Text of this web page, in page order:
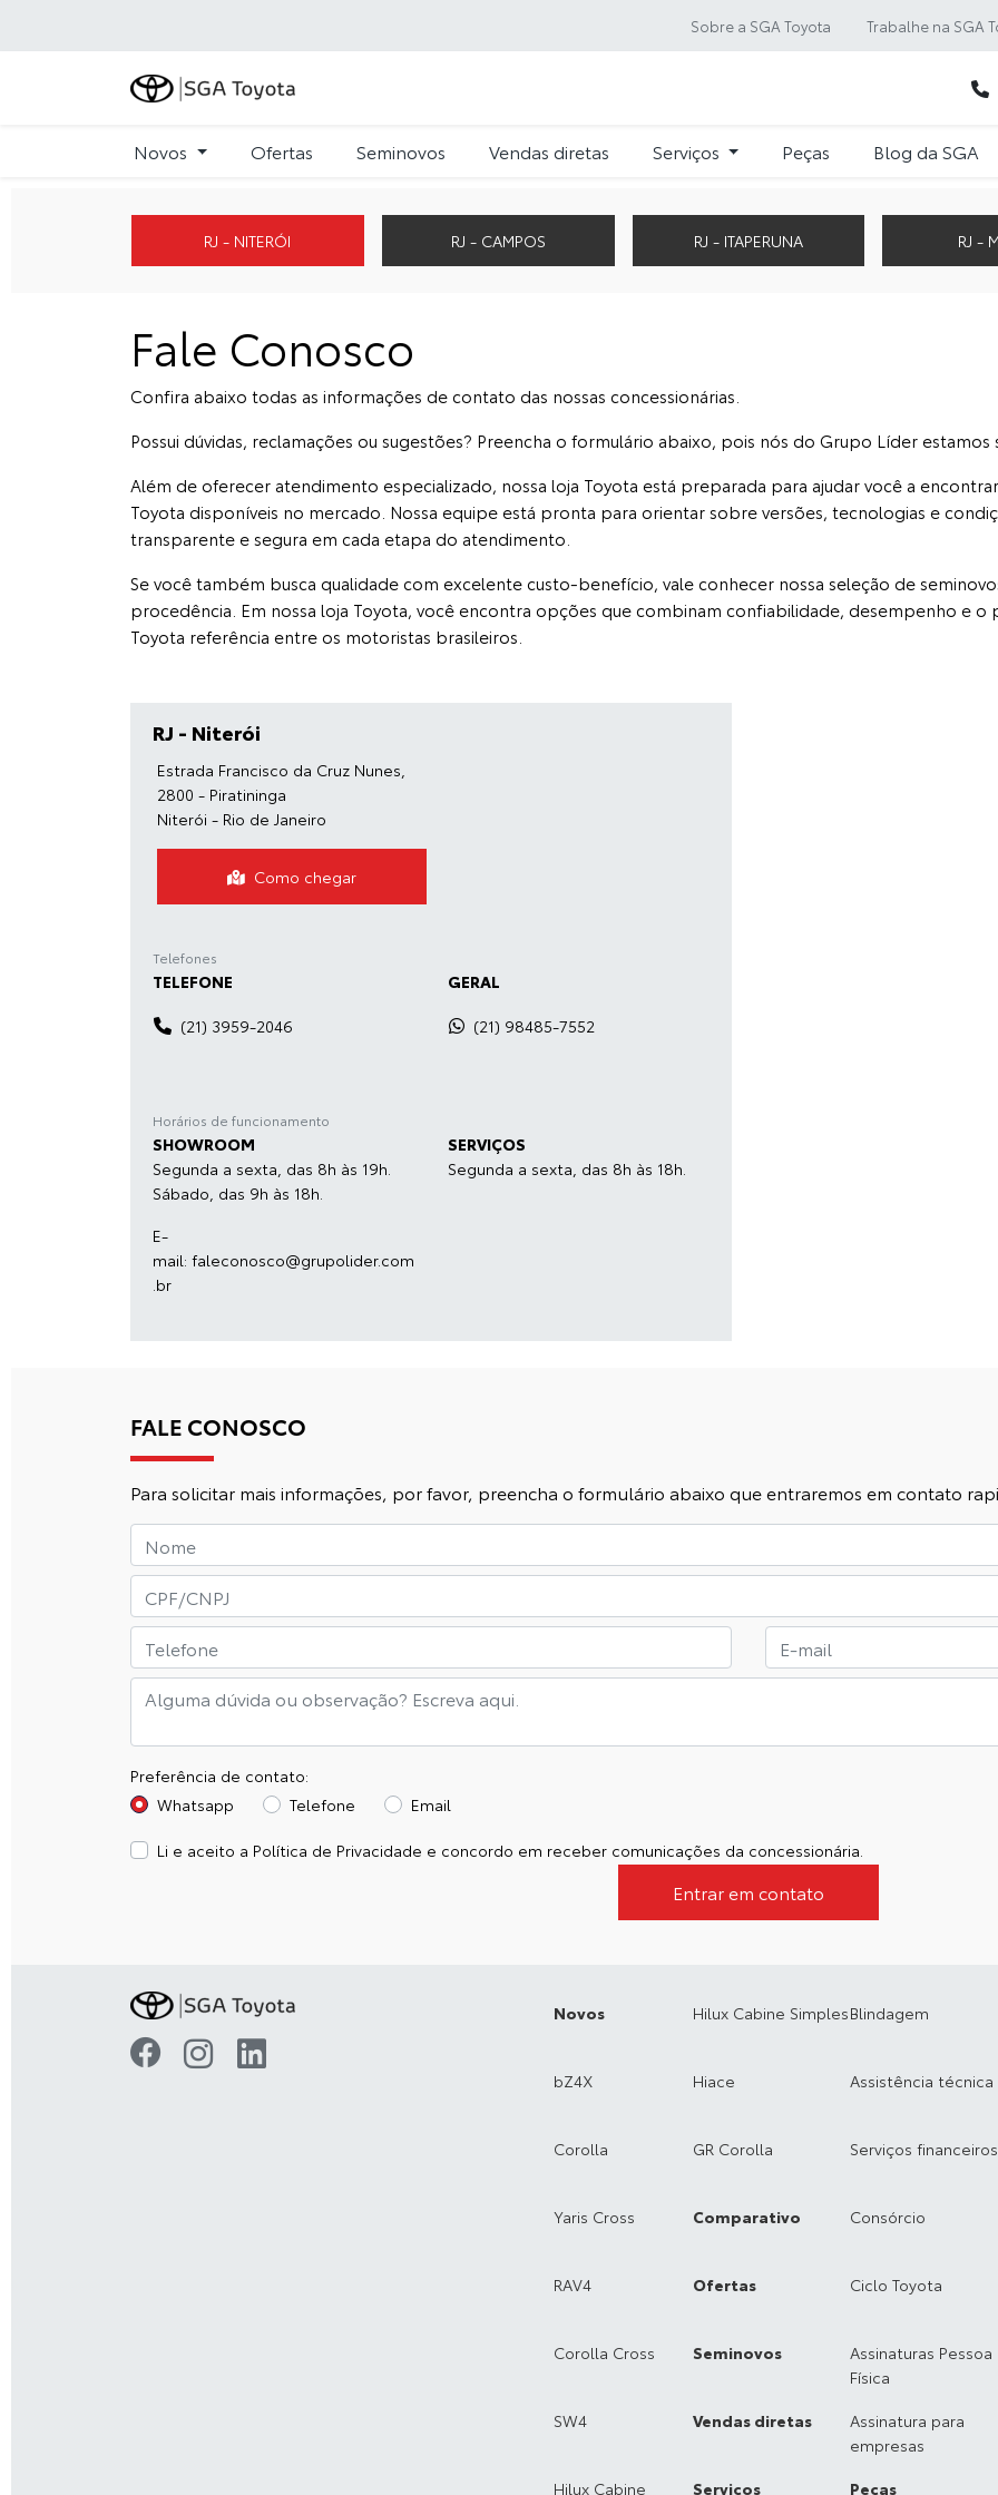
Sobre a SGA Toyota Trabalhe na SGA
Novos Ofertas Seminovos Vendas diretas Serviços Peças Blog da SGA
Fale Conosco
Confira abaixo todas as informações de contato das nossas concessionárias.
Possui dúvidas, reclamações ou sugestões? Preencha o formulário abaixo, pois nós do Grupo Líder
Além de oferecer atendimento especializado, nossa loja Toyota está preparada para ajudar você a
Toyota disponíveis no mercado. Nossa equipe está pronta para orientar sobre versões, tecnologias e
transparente e segura em cada etapa do atendimento.
Se você também busca qualidade com excelente custo-benefício, vale conhecer nossa seleção de
procedência. Em nossa loja Toyota, você encontra opções que combinam confiabilidade, desempenho e
Toyota referência entre os motoristas brasileiros.
RJ - NITERÓI RJ - CAMPOS RJ - ITAPERUNA RJ -
RJ - Niterói
Estrada Francisco da Cruz Nunes,
2800 - Piratininga
Niterói - Rio de Janeiro
Como chegar
Telefones
TELEFONE
(21) 3959-2046
GERAL
(21) 98485-7552
Horários de funcionamento
SHOWROOM
Segunda a sexta, das 8h às 19h.
Sábado, das 9h às 18h.
E-
mail: faleconosco@grupolider.com
.br
SERVIÇOS
Segunda a sexta, das 8h às 18h.
FALE CONOSCO
Para solicitar mais informações, por favor, preencha o formulário abaixo que entraremos em contato
Preferência de contato:
Whatsapp
Telefone Email
Li e aceito a Política de Privacidade e concordo em receber comunicações da concessionária.
Entrar em contato
Novos
bZ4X
Corolla
Yaris Cross
RAV4
Corolla Cross
SW4
Hilux Cabine
Hilux Cabine Simples
Hiace
GR Corolla
Comparativo
Ofertas
Seminovos
Vendas diretas
Serviços
Blindagem
Assistência técnica
Serviços financeiros
Consórcio
Ciclo Toyota
Assinaturas Pessoa
Física
Assinatura para
empresas
Peças